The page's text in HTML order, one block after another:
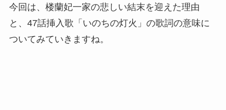
今回は、楼蘭妃一家の悲しい結末を迎えた理由
と、47話挿入歌「いのちの灯火」の歌詞の意味に
ついてみていきますね。